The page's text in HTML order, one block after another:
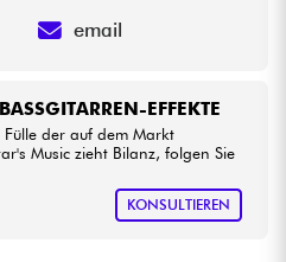
EFFEKTE
der auf dem Markt
Music zieht Bilanz, folgen Sie
KONSULTIEREN
email